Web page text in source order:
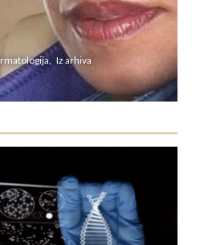
Iz arhiva